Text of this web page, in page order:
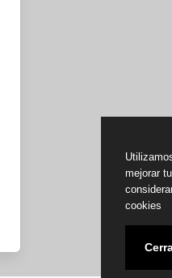
mejorar
cookies